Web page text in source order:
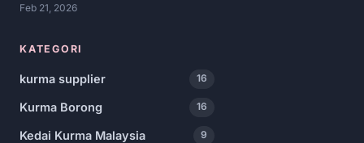
Feb 21, 2026
KATEGORI
kurma supplier 16
Kurma Borong 16
Kedai Kurma Malaysia 9